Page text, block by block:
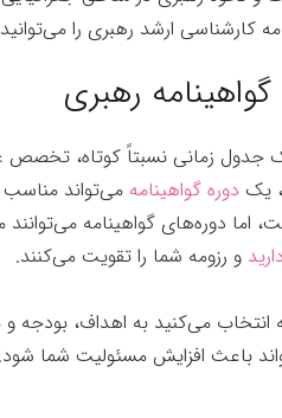
کارشناسی ارشد رهبری را
جدول زمانی نسبتاً کوتاه، تخصص
یک دوره گواهینامه می‌تواند مناسب
اما دوره‌های گواهینامه می‌توانند
و رزومه شما را تقویت می‌کنند.
می‌کنید به اهداف، بودجه
باعث افزایش مسئولیت شما